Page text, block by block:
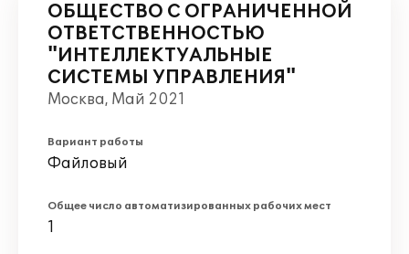
ОБЩЕСТВО С ОГРАНИЧЕННОЙ
ОТВЕТСТВЕННОСТЬЮ
"ИНТЕЛЛЕКТУАЛЬНЫЕ
СИСТЕМЫ УПРАВЛЕНИЯ"
Москва, Май 2021
Вариант работы
Файловый
Общее число автоматизированных рабочих мест
1